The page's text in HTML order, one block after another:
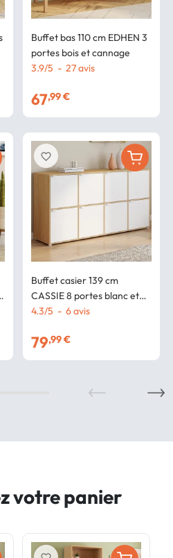
Buffet bas 110 cm EDHEN 3
portes bois et cannage
3.9/5 - 27avis
67,99 €
Buffet casier 139 cm
CASSIE 8 portes blanc et
bois
4.3/5 - 6avis
79,99 €
favorite_border
votre panier